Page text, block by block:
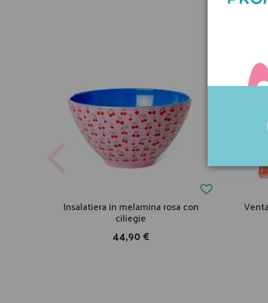
Insalatiera in melamina rosa con
ciliegie
44,90 €